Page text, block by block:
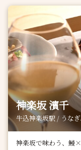
神楽坂 濱千
牛込神楽坂駅 / うな
神楽坂で味わう、鰻